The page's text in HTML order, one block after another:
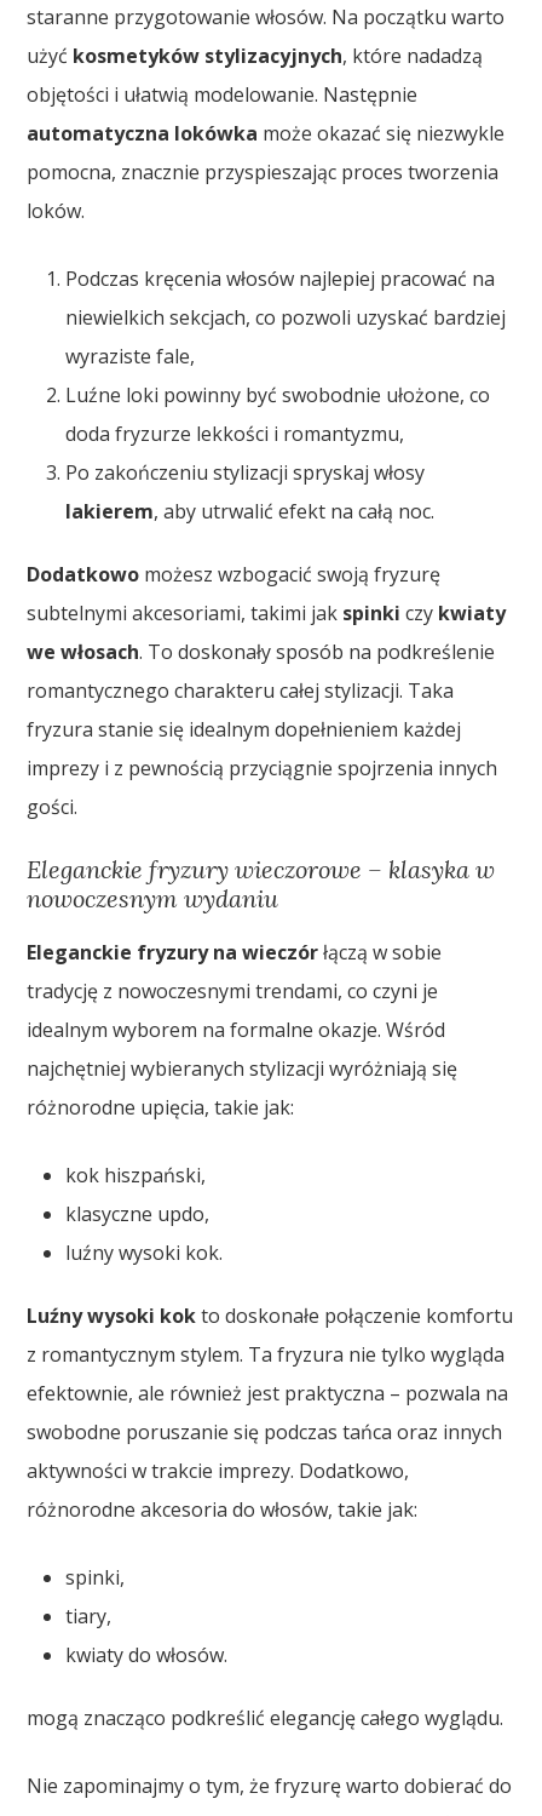
staranne przygotowanie włosów. Na początku warto
użyć kosmetyków stylizacyjnych, które nadadzą
objętości i ułatwią modelowanie. Następnie
automatyczna lokówka może okazać się niezwykle
pomocna, znacznie przyspieszając proces tworzenia
loków.
Podczas kręcenia włosów najlepiej pracować na
niewielkich sekcjach, co pozwoli uzyskać bardziej
wyraziste fale,
Luźne loki powinny być swobodnie ułożone, co
doda fryzurze lekkości i romantyzmu,
Po zakończeniu stylizacji spryskaj włosy
lakierem, aby utrwalić efekt na całą noc.
Dodatkowo możesz wzbogacić swoją fryzurę
subtelnymi akcesoriami, takimi jak spinki czy kwiaty
we włosach. To doskonały sposób na podkreślenie
romantycznego charakteru całej stylizacji. Taka
fryzura stanie się idealnym dopełnieniem każdej
imprezy i z pewnością przyciągnie spojrzenia innych
gości.
Eleganckie fryzury wieczorowe – klasyka w
nowoczesnym wydaniu
Eleganckie fryzury na wieczórłączą w sobie
tradycję z nowoczesnymi trendami, co czyni je
idealnym wyborem na formalne okazje. Wśród
najchętniej wybieranych stylizacji wyróżniają się
różnorodne upięcia, takie jak:
kok hiszpański,
klasyczne updo,
luźny wysoki kok.
Luźny wysoki kokto doskonałe połączenie komfortu
z romantycznym stylem. Ta fryzura nie tylko wygląda
efektownie, ale również jest praktyczna – pozwala na
swobodne poruszanie się podczas tańca oraz innych
aktywności w trakcie imprezy. Dodatkowo,
różnorodne akcesoria do włosów, takie jak:
spinki,
tiary,
kwiaty do włosów.
mogą znacząco podkreślić elegancję całego wyglądu.
Nie zapominajmy o tym, że fryzurę warto dobierać do